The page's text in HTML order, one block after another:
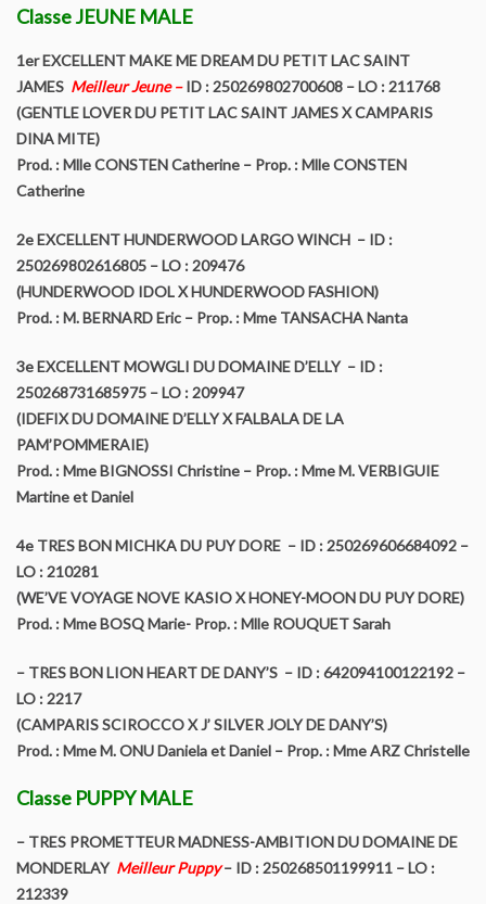
Manifestations
Nationale d’élévage
Spécial Yorkshire Challenge et Biewer Challenge
Classement du “Spécial Yorkshire Challenge” et “Biewer
Terrier”
Régionales d’élévage
Reportages
Nationales D’élevage
Régionales d’élevage
Journées amicales
Spéciales de race
Contact
Classe JEUNE MALE
1er EXCELLENT MAKE ME DREAM DU PETIT LAC SAINT
JAMES Meilleur Jeune –ID : 250269802700608 – LO : 211768
(GENTLE LOVER DU PETIT LAC SAINT JAMES X CAMPARIS
DINA MITE)
Prod. : Mlle CONSTEN Catherine – Prop. : Mlle CONSTEN
Catherine
2e EXCELLENT HUNDERWOOD LARGO WINCH – ID :
250269802616805 – LO : 209476
(HUNDERWOOD IDOL X HUNDERWOOD FASHION)
Prod. : M. BERNARD Eric – Prop. : Mme TANSACHA Nanta
3e EXCELLENT MOWGLI DU DOMAINE D’ELLY – ID :
250268731685975 – LO : 209947
(IDEFIX DU DOMAINE D’ELLY X FALBALA DE LA
PAM’POMMERAIE)
Prod. : Mme BIGNOSSI Christine – Prop. : Mme M. VERBIGUIE
Martine et Daniel
4e TRES BON MICHKA DU PUY DORE – ID : 250269606684092 –
LO : 210281
(WE’VE VOYAGE NOVE KASIO X HONEY-MOON DU PUY DORE)
Prod. : Mme BOSQ Marie- Prop. : Mlle ROUQUET Sarah
– TRES BON LION HEART DE DANY’S – ID : 642094100122192 –
LO : 2217
(CAMPARIS SCIROCCO X J’ SILVER JOLY DE DANY’S)
Prod. : Mme M. ONU Daniela et Daniel – Prop. : Mme ARZ Christelle
Classe PUPPY MALE
– TRES PROMETTEUR MADNESS-AMBITION DU DOMAINE DE
MONDERLAY Meilleur Puppy– ID : 250268501199911 – LO :
212339